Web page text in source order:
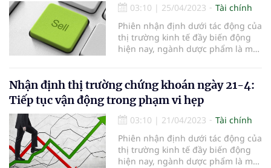
03:10 | 25/04/2023
Tài chính
Phiên nhận định dưới tác động của
thị trường kinh tế đầy biến động
hiện nay, ngành dược phẩm là một
cao. Dự báo cho thấy nhóm cổ
phiếu ngành dược phẩm sẽ có cơ
hội tăng giá tích cực và tiề
Nhận định thị trường chứng khoán ngày 21-4:
Tiếp tục vận động trong phạm vi hẹp
03:10 | 21/04/2023
Tài chính
Phiên nhận định dưới tác động của
thị trường kinh tế đầy biến động
hiện nay, ngành dược phẩm là một